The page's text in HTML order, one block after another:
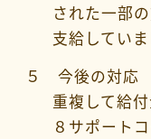
された一部
支給していま
５ 今後の対応
重複して給
８サポート